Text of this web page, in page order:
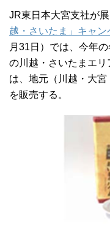
JR東日本大宮支社が展
越・さいたま」キャン
月31日）では、今年
の川越・さいたまエ
は、地元（川越・大
を販売する。